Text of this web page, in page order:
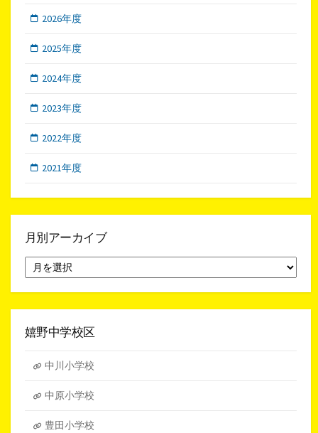
2026年度
2025年度
2024年度
2023年度
2022年度
2021年度
月別アーカイブ
別
ア
イ
嬉野中学校区
中川小学校
中原小学校
豊田小学校